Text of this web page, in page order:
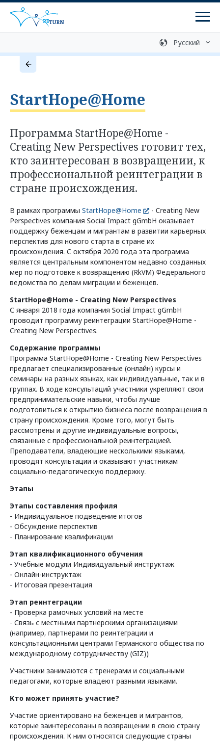
Медиатека Контакты
консультация
Программы
программы возврата
Программы реинтеграции
Подготовка к возвращению
ZIRF - Информация и консультирование
Программы федеральных земель
о странах
StartHope@Home
Программа StartHope@Home -
Creating New Perspectives готовит тех,
кто заинтересован в возвращении, к
профессиональной реинтеграции в
стране происхождения.
В рамках программы StartHope@Home
- Creating New
Perspectives компания Social Impact gGmbH оказывает
поддержку беженцам и мигрантам в развитии карьерных
перспектив для нового старта в стране их
происхождения. С октября 2020 года эта программа
является центральным компонентом недавно созданных
мер по подготовке к возвращению (RkVM) Федерального
ведомства по делам миграции и беженцев.
StartHope@Home - Creating New Perspectives
С января 2018 года компания Social Impact gGmbH
проводит программу реинтеграции StartHope@Home -
Creating New Perspectives.
Содержание программы
Программа StartHope@Home - Creating New Perspectives
предлагает специализированные (онлайн) курсы и
семинары на разных языках, как индивидуальные, так и в
группах. В ходе консультаций участники укрепляют свои
предпринимательские навыки, чтобы лучше
подготовиться к открытию бизнеса после возвращения в
страну происхождения. Кроме того, могут быть
рассмотрены и другие индивидуальные вопросы,
связанные с профессиональной реинтеграцией.
Преподаватели, владеющие несколькими языками,
проводят консультации и оказывают участникам
социально-педагогическую поддержку.
Этапы
Этапы составления профиля
- Индивидуальное подведение итогов
- Обсуждение перспектив
- Планирование квалификации
Этап квалификационного обучения
- Учебные модули Индивидуальный инструктаж
- Онлайн-инструктаж
- Итоговая презентация
Этап реинтеграции
- Проверка рамочных условий на месте
- Связь с местными партнерскими организациями
(например, партнерами по реинтеграции и
консультационными центрами Германского общества по
международному сотрудничеству (GIZ))
Участники занимаются с тренерами и социальными
педагогами, которые владеют разными языками.
Кто может принять участие?
Участие ориентировано на беженцев и мигрантов,
которые заинтересованы в возвращении в свою страну
происхождения. К ним относятся следующие страны